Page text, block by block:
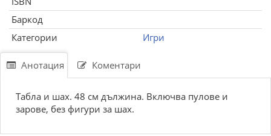
Баркод
Категории
Игри
Анотация Коментари
Табла и шах. 48 см дължина. Включва пулове и
зарове, без фигури за шах.